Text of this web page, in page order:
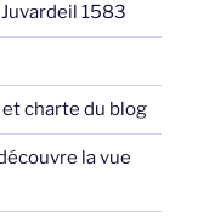
1583
et charte du blog
la vue